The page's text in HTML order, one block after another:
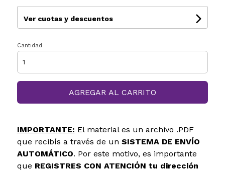
Ver cuotas y descuentos
Cantidad
AGREGAR AL CARRITO
IMPORTANTE: El material es un archivo .PDF
que recibís a través de un SISTEMA DE ENVÍO
AUTOMÁTICO. Por este motivo, es importante
que REGISTRES CON ATENCIÓN tu dirección